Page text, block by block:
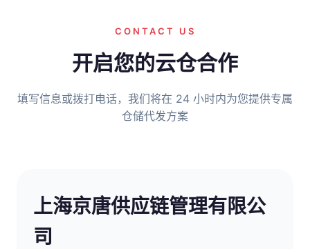
CONTACT US
开启您的云仓合作
填写信息或拨打电话，我们将在 24 小时内为您提供专属
仓储代发方案
上海京唐供应链管理有限公
司